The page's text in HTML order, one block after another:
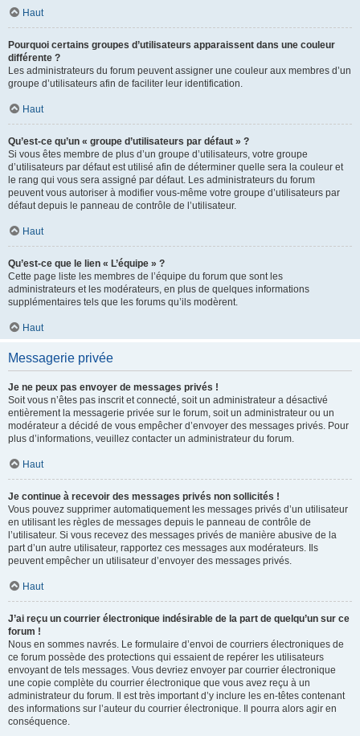
Haut
Pourquoi certains groupes d’utilisateurs apparaissent dans une couleur
différente ?
Les administrateurs du forum peuvent assigner une couleur aux membres d’un
groupe d’utilisateurs afin de faciliter leur identification.
Haut
Qu’est-ce qu’un « groupe d’utilisateurs par défaut » ?
Si vous êtes membre de plus d’un groupe d’utilisateurs, votre groupe
d’utilisateurs par défaut est utilisé afin de déterminer quelle sera la couleur et
le rang qui vous sera assigné par défaut. Les administrateurs du forum
peuvent vous autoriser à modifier vous-même votre groupe d’utilisateurs par
défaut depuis le panneau de contrôle de l’utilisateur.
Haut
Qu’est-ce que le lien « L’équipe » ?
Cette page liste les membres de l’équipe du forum que sont les
administrateurs et les modérateurs, en plus de quelques informations
supplémentaires tels que les forums qu’ils modèrent.
Haut
Messagerie privée
Je ne peux pas envoyer de messages privés !
Soit vous n’êtes pas inscrit et connecté, soit un administrateur a désactivé
entièrement la messagerie privée sur le forum, soit un administrateur ou un
modérateur a décidé de vous empêcher d’envoyer des messages privés. Pour
plus d’informations, veuillez contacter un administrateur du forum.
Haut
Je continue à recevoir des messages privés non sollicités !
Vous pouvez supprimer automatiquement les messages privés d’un utilisateur
en utilisant les règles de messages depuis le panneau de contrôle de
l’utilisateur. Si vous recevez des messages privés de manière abusive de la
part d’un autre utilisateur, rapportez ces messages aux modérateurs. Ils
peuvent empêcher un utilisateur d’envoyer des messages privés.
Haut
J’ai reçu un courrier électronique indésirable de la part de quelqu’un sur ce
forum !
Nous en sommes navrés. Le formulaire d’envoi de courriers électroniques de
ce forum possède des protections qui essaient de repérer les utilisateurs
envoyant de tels messages. Vous devriez envoyer par courrier électronique
une copie complète du courrier électronique que vous avez reçu à un
administrateur du forum. Il est très important d’y inclure les en-têtes contenant
des informations sur l’auteur du courrier électronique. Il pourra alors agir en
conséquence.